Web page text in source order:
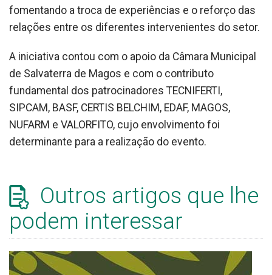
fomentando a troca de experiências e o reforço das
relações entre os diferentes intervenientes do setor.
A iniciativa contou com o apoio da Câmara Municipal
de Salvaterra de Magos e com o contributo
fundamental dos patrocinadores TECNIFERTI,
SIPCAM, BASF, CERTIS BELCHIM, EDAF, MAGOS,
NUFARM e VALORFITO, cujo envolvimento foi
determinante para a realização do evento.
Outros artigos que lhe
podem interessar